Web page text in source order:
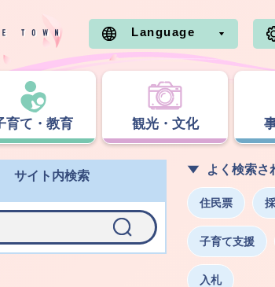
Language
育て・教育 観光・文化
サイト内検索 よく検索さ
住民票
子育て支援
入札